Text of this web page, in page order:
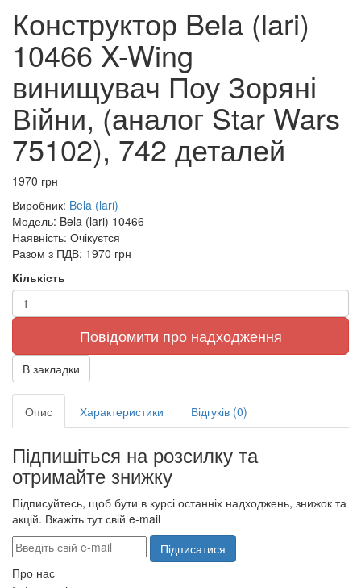
Конструктор Bela (lari)
10466 X-Wing
винищувач Поу Зоряні
Війни, (аналог Star Wars
75102), 742 деталей
1970 грн
Виробник: Bela (lari)
Модель: Bela (lari) 10466
Наявність: Очікуєтся
Разом з ПДВ: 1970 грн
Кількість
Повідомити про надходження
В закладки
Опис Характеристики Відгуків (0)
Підпишіться на розсилку та
отримайте знижку
Підписуйтесь, щоб бути в курсі останніх надходжень, знижок та
акцій. Вкажіть тут свій e-mail
Підписатися
Про нас